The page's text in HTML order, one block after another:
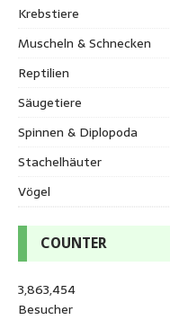
Krebstiere
Muscheln & Schnecken
Reptilien
Säugetiere
Spinnen & Diplopoda
Stachelhäuter
Vögel
COUNTER
3,863,454
Besucher